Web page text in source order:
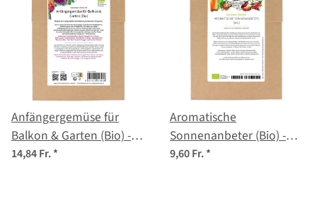
Anfängergemüse für
Balkon & Garten (Bio) -
Samenset
14,84 Fr.*
Aromatische
Sonnenanbeter (Bio) -
Samenset
9,60 Fr.*